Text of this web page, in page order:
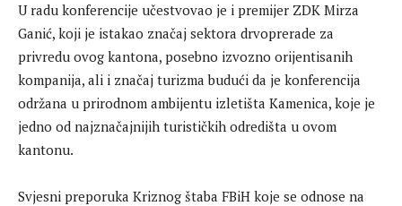
U radu konferencije učestvovao je i premijer ZDK Mirza
Ganić, koji je istakao značaj sektora drvoprerade za
privredu ovog kantona, posebno izvozno orijentisanih
kompanija, ali i značaj turizma budući da je konferencija
održana u prirodnom ambijentu izletišta Kamenica, koje je
jedno od najznačajnijih turističkih odredišta u ovom
kantonu.
Svjesni preporuka Kriznog štaba FBiH koje se odnose na